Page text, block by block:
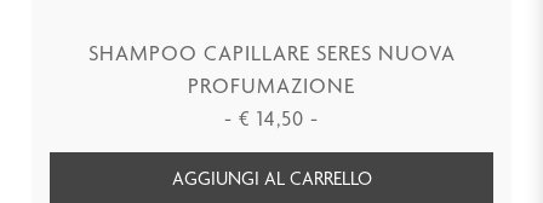
SHAMPOO CAPILLARE SERES NUOVA
PROFUMAZIONE
- € 14,50 -
AGGIUNGI AL CARRELLO